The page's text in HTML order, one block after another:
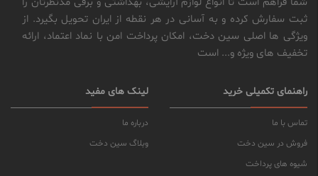
ثبت سفارش کرده و به آسانی در هر نقطه از ایران تحویل بگیرد. از
ویژگی ها اصلی سین دخت، امکان پرداخت امن با نماد اعتماد، ارائه
تخفیف های ویژه و... است
راهنمای تکمیلی خرید
تماس با ما
فروش در سین دخت
شیوه های پرداخت
لینک های مفید
درباره ما
وبلاگ سین دخت